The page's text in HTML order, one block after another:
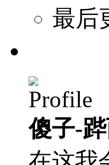
最后
傻子-